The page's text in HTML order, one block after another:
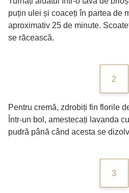
puțin ulei și coaceți în partea de
aproximativ 25 de minute.
se răcească.
2
Pentru cremă, zdrobiți fin florile
Într-un bol, amestecați lavanda
pudră până când acesta se
3